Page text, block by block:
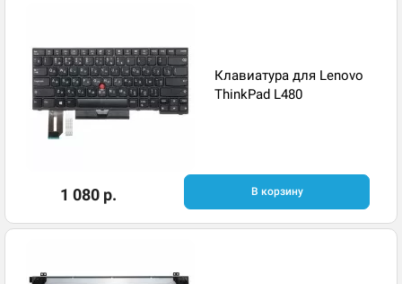
Клавиатура для Lenovo
ThinkPad L480
1 080 р. В корзину